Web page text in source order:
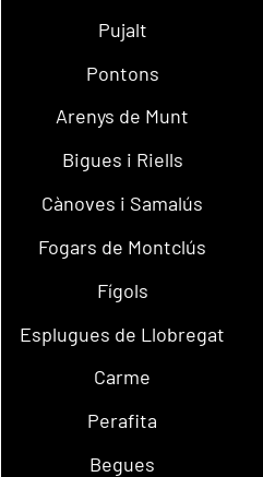
Pujalt
Pontons
Arenys de Munt
Bigues i Riells
Cànoves i Samalús
Fogars de Montclús
Fígols
Esplugues de Llobregat
Carme
Perafita
Begues